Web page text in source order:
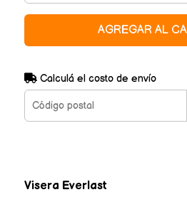
AGREGAR AL
Calculá el costo de envío
Visera Everlast